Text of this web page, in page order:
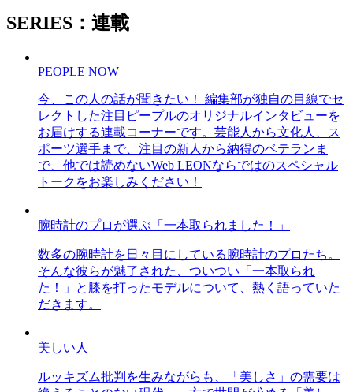
SERIES：連載
PEOPLE NOW
今、この人の話が聞きたい！ 編集部が独自の目線でセ
レクトした注目ピープルのオリジナルインタビューを
お届けする連載コーナーです。芸能人から文化人、ス
ポーツ選手まで、注目の新人から納得のベテランま
で、他では読めないWeb LEONならではのスペシャル
トークをお楽しみください！
腕時計のプロが選ぶ「一本取られました！」
数多の腕時計を日々目にしている腕時計のプロたち。
そんな彼らが魅了された、ついつい「一本取られ
た！」と膝を打ったモデルについて、熱く語っていた
だきます。
美しい人
ルッキズム批判を生みながらも、「美しさ」の需要は